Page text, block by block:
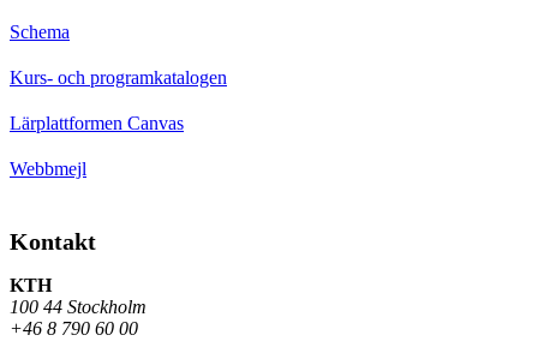
Schema
Kurs- och programkatalogen
Lärplattformen Canvas
Webbmejl
Kontakt
KTH
100 44 Stockholm
+46 8 790 60 00